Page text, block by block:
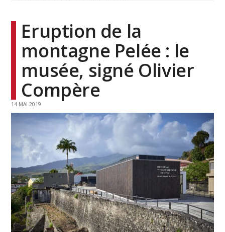
Eruption de la
montagne Pelée : le
musée, signé Olivier
Compère
14 MAI 2019